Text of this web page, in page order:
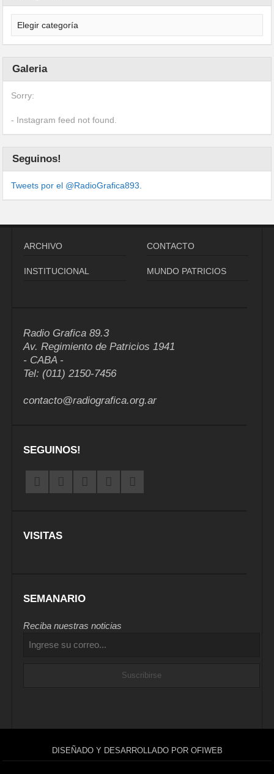
Galeria
Sorry:
- Instagram feed not found.
Seguinos!
Tweets por el @RadioGrafica893.
ARCHIVO CONTACTO
INSTITUCIONAL MUNDO PATRICIOS
Radio Grafica 89.3
Av. Regimiento de Patricios 1941
- CABA -
Tel: (011) 2150-7456
contacto@radiografica.org.ar
SEGUINOS!
VISITAS
SEMANARIO
Reciba nuestras noticias
DISEÑADO Y DESARROLLADO POR OFIWEB